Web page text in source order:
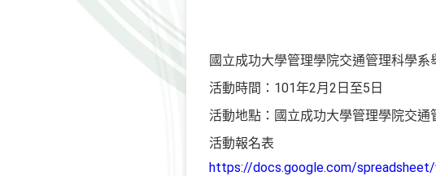
國立成功大學管理學院交通管理科學系
活動時間：101年2月2日至5日
活動地點：國立成功大學管理學院交
活動報名表
https://docs.google.com/spreadsheet/